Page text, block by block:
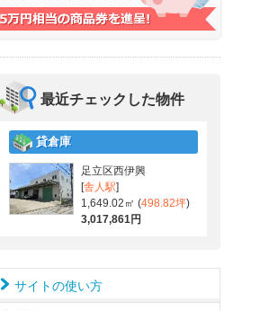
最近チェックした物件
貸倉庫
足立区西伊興
[舎人駅]
1,649.02㎡ (498.82坪)
3,017,861円
サイトの使い方